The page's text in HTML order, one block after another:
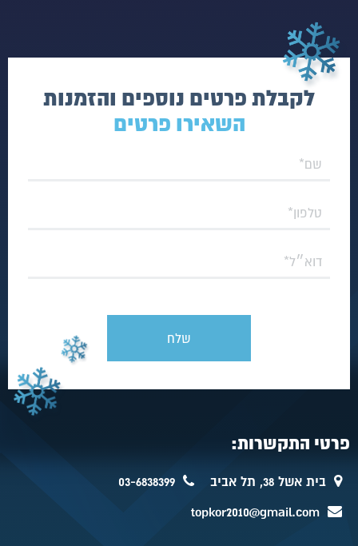
לקבלת פרטים נוספים והזמנות
השאירו פרטים
פרטי התקשרות:
בית אשל 38, תל אביב 03-6838399
topkor2010@gmail.com